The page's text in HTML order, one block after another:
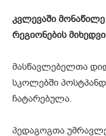
კვლევაში მონაწილე
რეგიონების
მასწავლებელთა
სკოლებში
ჩატარებულა.
პედაგოგთა